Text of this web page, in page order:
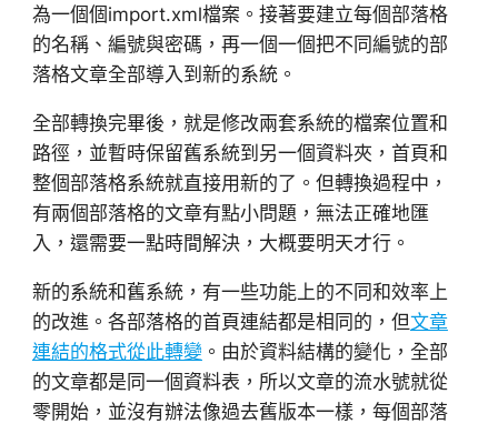
為一個個import.xml檔案。接著要建立每個部落格
的名稱、編號與密碼，再一個一個把不同編號的部
落格文章全部導入到新的系統。
全部轉換完畢後，就是修改兩套系統的檔案位置和
路徑，並暫時保留舊系統到另一個資料夾，首頁和
整個部落格系統就直接用新的了。但轉換過程中，
有兩個部落格的文章有點小問題，無法正確地匯
入，還需要一點時間解決，大概要明天才行。
新的系統和舊系統，有一些功能上的不同和效率上
的改進。各部落格的首頁連結都是相同的，但文章
連結的格式從此轉變 。由於資料結構的變化，全部
的文章都是同一個資料表，所以文章的流水號就從
零開始，並沒有辦法像過去舊版本一樣，每個部落